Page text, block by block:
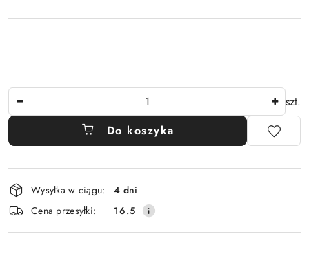
szt.
Do koszyka
Dostępność
i
dostawa
Wysyłka w ciągu:
4 dni
Cena przesyłki:
16.5